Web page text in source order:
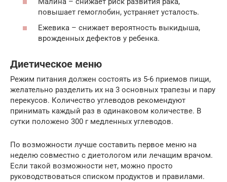
повышает гемоглобин, устраняет усталость.
Ежевика – снижает вероятность выкидыша,
врожденных дефектов у ребенка.
Диетическое меню
Режим питания должен состоять из 5-6 приемов пищи,
желательно разделить их на 3 основных трапезы и пару
перекусов. Количество углеводов рекомендуют
принимать каждый раз в одинаковом количестве. В
сутки положено 300 г медленных углеводов.
По возможности лучше составить первое меню на
неделю совместно с диетологом или лечащим врачом.
Если такой возможности нет, можно просто
руководствоваться списком продуктов и правилами.